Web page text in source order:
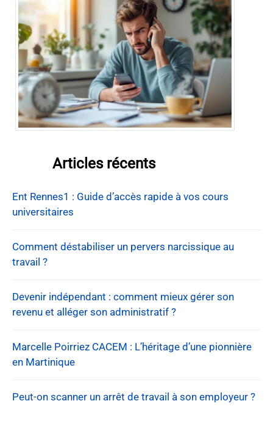
Articles récents
Ent Rennes1 : Guide d’accès rapide à vos cours
universitaires
Comment déstabiliser un pervers narcissique au
travail ?
Devenir indépendant : comment mieux gérer son
revenu et alléger son administratif ?
Marcelle Poirriez CACEM : L’héritage d’une pionnière
en Martinique
Peut-on scanner un arrêt de travail à son employeur ?